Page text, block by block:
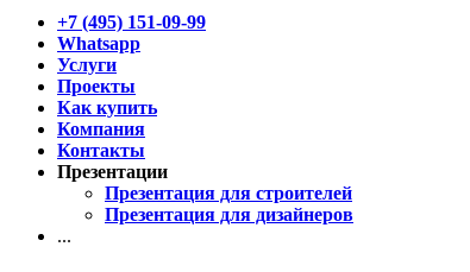
+7 (495) 151-09-99
Whatsapp
Услуги
Проекты
Как купить
Компания
Контакты
Презентации
Презентация для строителей
Презентация для дизайнеров
...